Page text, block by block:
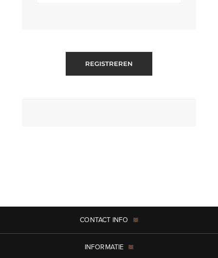
REGISTREREN
CONTACT INFO
INFORMATIE